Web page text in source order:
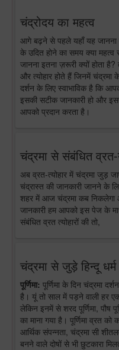
चंद्रोदय का महत्व
आगे बढ़ने से पहले यहाँ यह जानना
के उदित होने का समय क्या
जानना इतना ज़रूरी क्यों होता
और त्योहार होते हैं जिनमें चंद्रमा
दर्शन के लिए स्वाभाविक है कि
इसकी सटीक जानकारी हो और
आपको प्रदान करता है।
चंद्रमा से संबंधित
अब व्रत-त्योहार में चंद्रमा जुड़
चंद्रास्त की जानकारी जानने के
शहर में आज चंद्रमा कब निकलेगा
जानकारी हम आपको इस पेज के
संबंधित व्रत त्योहारों की तो,
चंद्रमा से जुड़े हिन्दू
पूर्णिमा: पूर्णिमा के दिन चंद्रमा
है। यूं तो साल में पड़ने वाली हर एक
लेकिन इनमें से शरद पूर्णिमा, पौष
का माना गया है। पूर्णिमा व्रत
आर्थिक संपन्नता, चंद्रमा सी
बनने वाले दोषों से भी छुटकारा